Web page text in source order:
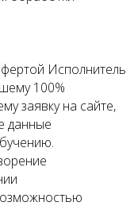
Исполнитель
100%
заявку на сайте,
данные